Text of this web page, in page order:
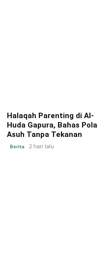
Halaqah Parenting di Al-
Huda Gapura, Bahas Pola
Asuh Tanpa Tekanan
Berita 2 hari lalu